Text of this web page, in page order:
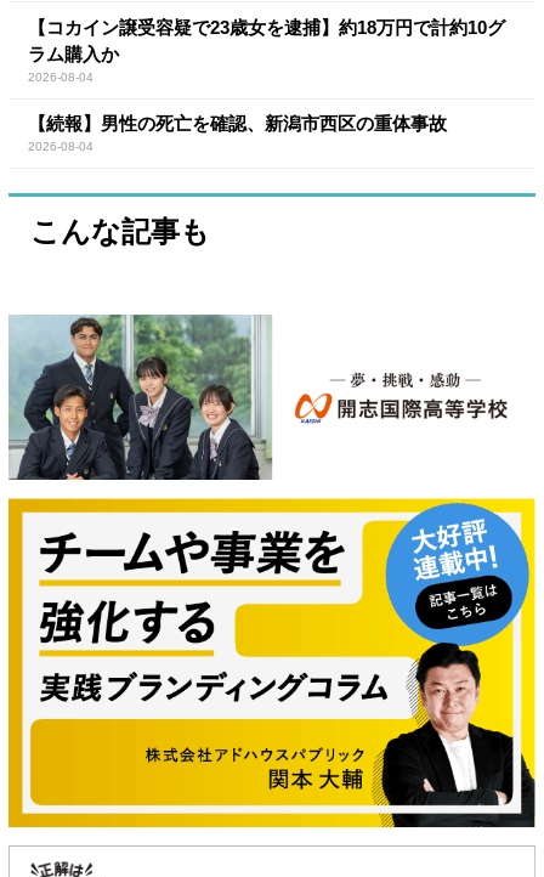
【コカイン譲受容疑で23歳女を逮捕】約18万円で計約10グ
ラム購入か
2026-08-04
【続報】男性の死亡を確認、新潟市西区の重体事故
2026-08-04
こんな記事も